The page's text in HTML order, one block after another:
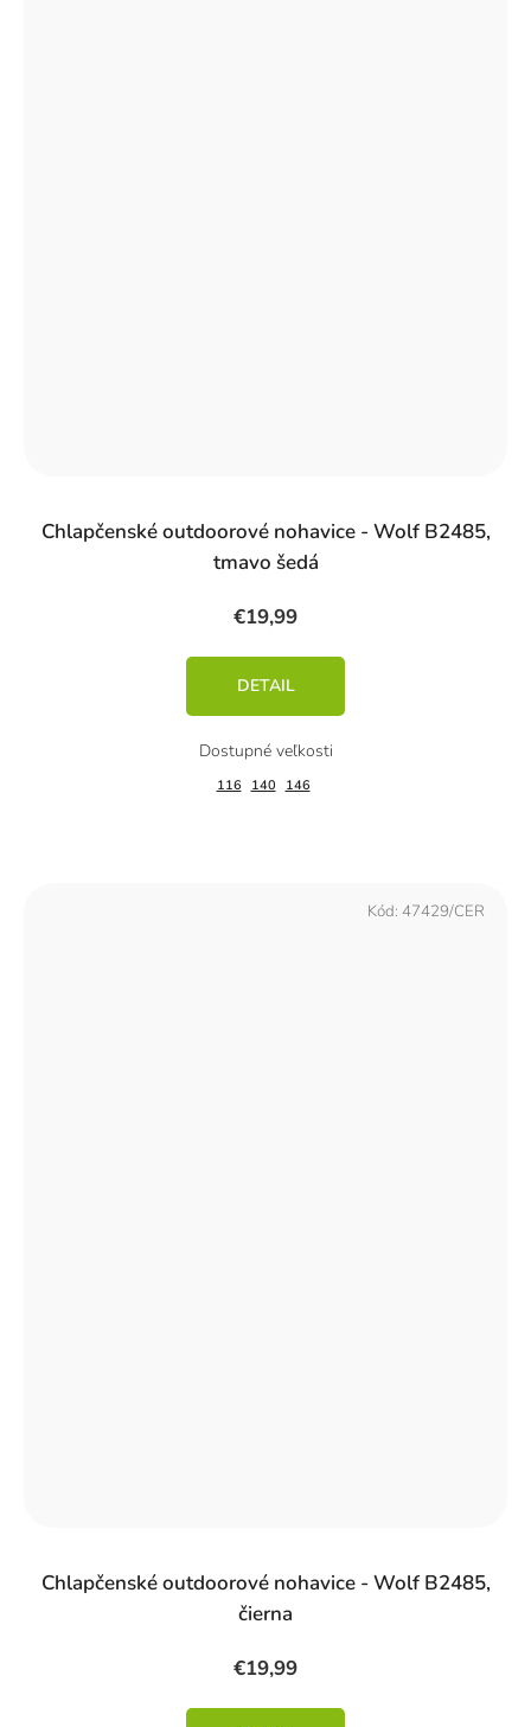
Chlapčenské outdoorové nohavice - Wolf B2485,
tmavo šedá
€19,99
DETAIL
116 140 146
Chlapčenské outdoorové nohavice - Wolf B2485,
čierna
€19,99
Kód: 47429/CER